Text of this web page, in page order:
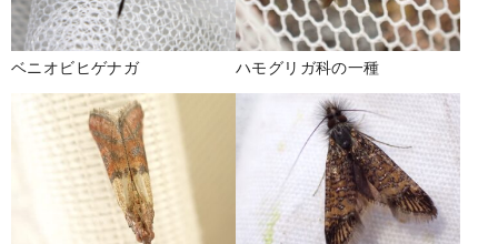
ベニオビヒゲナガ ハモグリガ科の一種